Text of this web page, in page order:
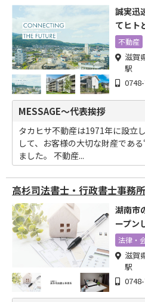
誠実迅
てヒト
たい
不動産
滋賀
駅
MESSAGE～代表挨拶
タカヒサ不動産は1971年に設立
して、お客様の大切な財産であ
ました。 不動産...
高杉司法書士・行政書士事務所
湖南市
ープン
法律・
滋賀
駅